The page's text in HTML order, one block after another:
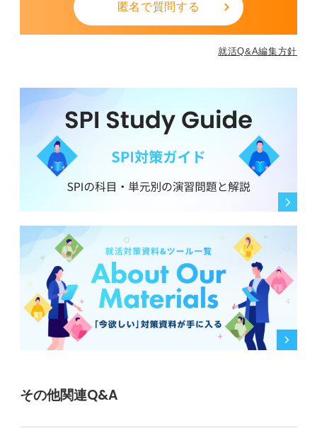
匿名で質問する
就活Q&A編集方針
その他関連Q&A